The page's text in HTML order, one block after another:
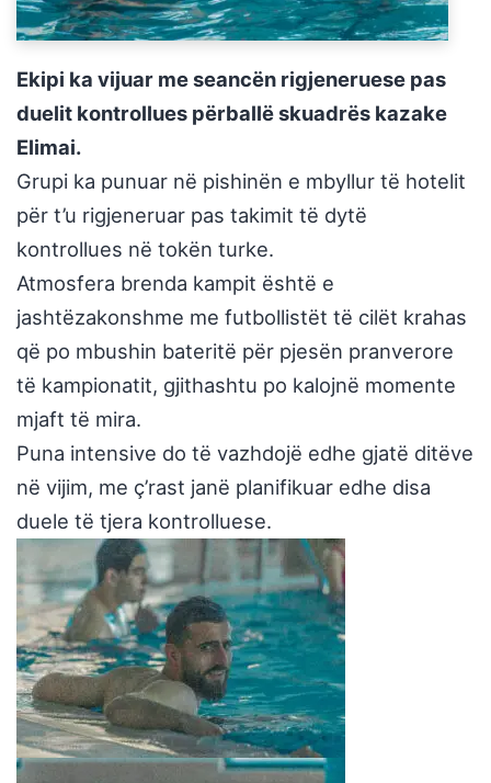
Ekipi ka vijuar me seancën rigjeneruese pas
duelit kontrollues përballë skuadrës kazake
Elimai.
Grupi ka punuar në pishinën e mbyllur të hotelit
për t’u rigjeneruar pas takimit të dytë
kontrollues në tokën turke.
Atmosfera brenda kampit është e
jashtëzakonshme me futbollistët të cilët krahas
që po mbushin bateritë për pjesën pranverore
të kampionatit, gjithashtu po kalojnë momente
mjaft të mira.
Puna intensive do të vazhdojë edhe gjatë ditëve
në vijim, me ç’rast janë planifikuar edhe disa
duele të tjera kontrolluese.